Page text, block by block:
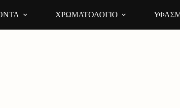
ΧΡΩΜΑΤΟΛΟΓΙΟ